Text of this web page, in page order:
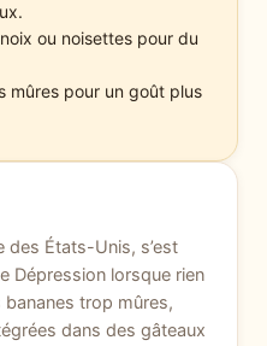
ou noisettes pour du
mûres pour un goût plus
des États-Unis, s’est
Dépression lorsque rien
trop mûres,
dans des gâteaux